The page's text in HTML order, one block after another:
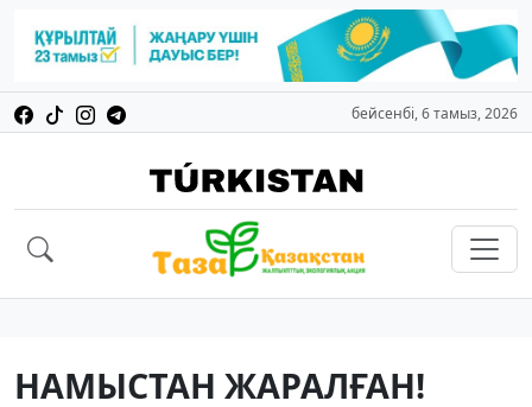
бейсенбі, 6 тамыз, 2026
НАМЫСТАН ЖАРАЛҒАН!